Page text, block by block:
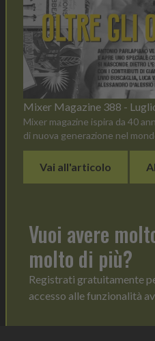
Mixer Magazine 388 -
Mixer magazine ispira da 40
di nuova generazione nel
Vai all'articolo
Vuoi avere
molto di più?
Registrati gratuitamente
accesso alle funzionalità